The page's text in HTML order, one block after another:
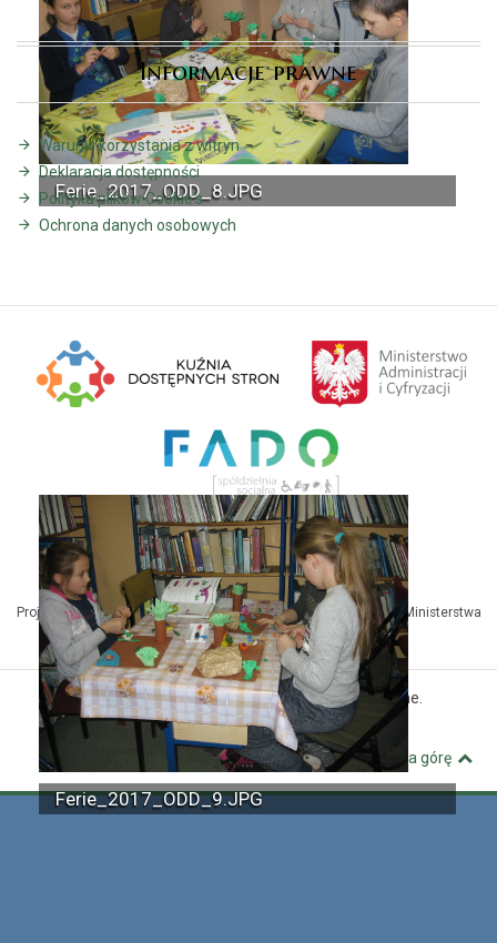
Ferie_2017_ODD_8.JPG
Ferie_2017_ODD_9.JPG
Informacje prawne
Warunki korzystania z witryn
Deklaracja dostępności
Polityka plików Cookie's
Ochrona danych osobowych
Projekt Kuźnia Dostępnych Stron współfinansowany ze środków Ministerstwa
Administracji i Cyfryzacji
© MBP Pyskowice. Wszystkie prawa zastrzeżone.
Kuźnia Dostępnych Stron
Wróć na górę